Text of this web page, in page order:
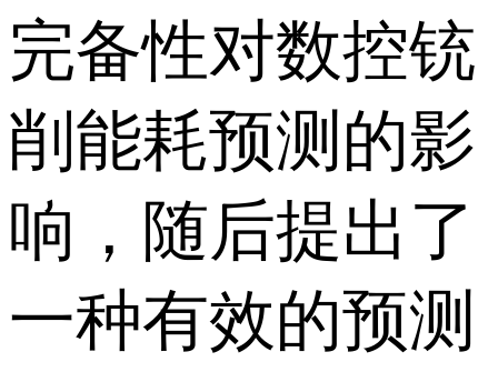
完备性对数控铳
削能耗预测的影
响，随后提出了
一种有效的预测